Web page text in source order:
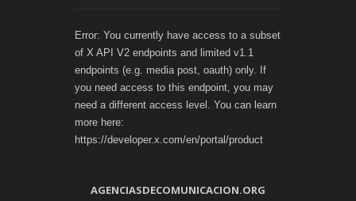
Error: You currently have access to a subset
of X API V2 endpoints and limited v1.1
endpoints (e.g. media post, oauth) only. If
you need access to this endpoint, you may
need a different access level. You can learn
more here:
https://developer.x.com/en/portal/product
AGENCIASDECOMUNICACION.ORG